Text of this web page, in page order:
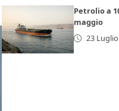
Petrolio a
maggio
23